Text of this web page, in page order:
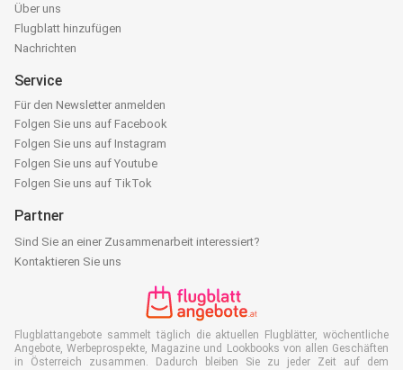
Über uns
Flugblatt hinzufügen
Nachrichten
Service
Für den Newsletter anmelden
Folgen Sie uns auf Facebook
Folgen Sie uns auf Instagram
Folgen Sie uns auf Youtube
Folgen Sie uns auf TikTok
Partner
Sind Sie an einer Zusammenarbeit interessiert?
Kontaktieren Sie uns
Flugblattangebote sammelt täglich die aktuellen Flugblätter, wöchentliche
Angebote, Werbeprospekte, Magazine und Lookbooks von allen Geschäften
in Österreich zusammen. Dadurch bleiben Sie zu jeder Zeit auf dem